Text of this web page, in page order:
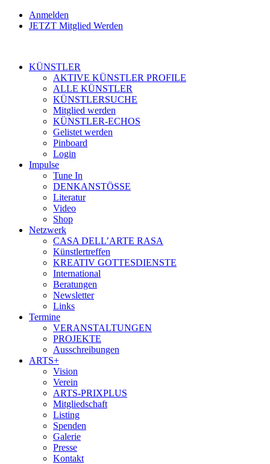
Anmelden
JETZT Mitglied Werden
KÜNSTLER
AKTIVE KÜNSTLER PROFILE
ALLE KÜNSTLER
KÜNSTLERSUCHE
Mitglied werden
KÜNSTLER-ECHOS
Gelistet werden
Pinboard
Login
Impulse
Tune In
DENKANSTÖSSE
Literatur
Video
Shop
Netzwerk
CASA DELL’ARTE RASA
Künstlertreffen
KREATIV GOTTESDIENSTE
International
Beratungen
Newsletter
Links
Termine
VERANSTALTUNGEN
PROJEKTE
Ausschreibungen
ARTS+
Vision
Verein
ARTS-PRIXPLUS
Mitgliedschaft
Listing
Spenden
Galerie
Presse
Kontakt